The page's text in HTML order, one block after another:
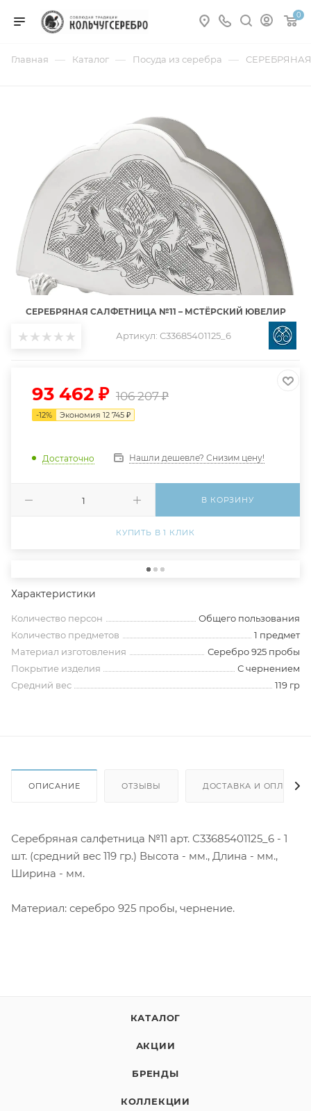
0
Главная — Каталог — Посуда из серебра —
СЕРЕБРЯНАЯ САЛФЕТНИЦА №11 – МСТЁРСКИЙ ЮВЕЛИР
Артикул: С33685401125_6
93 462 ₽ 106 207₽
-12% Экономия 12 745 ₽
Достаточно Нашли дешевле? Снизим цену!
В КОРЗИНУ
КУПИТЬ В 1 КЛИК
Характеристики
Количество персон
Общего пользования
Количество предметов
1 предмет
Материал изготовления
Серебро 925 пробы
Покрытие изделия
С чернением
Средний вес
119 гр
ОПИСАНИЕ ОТЗЫВЫ ДОСТАВКА И ОПЛАТА
Серебряная салфетница №11 арт. С33685401125_6 - 1
шт. (средний вес 119 гр.) Высота - мм., Длина - мм.,
Ширина - мм.
Материал: серебро 925 пробы, чернение.
КАТАЛОГ
АКЦИИ
БРЕНДЫ
КОЛЛЕКЦИИ